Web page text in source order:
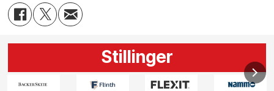
Stillinger